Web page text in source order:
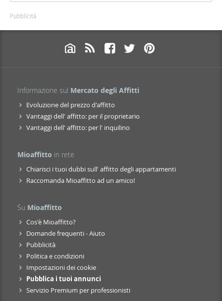
Pubblicità
Informazione sul Mercato degli Affitti
Evoluzione del prezzo d'affitto
Vantaggi dell' affitto: per il proprietario
Vantaggi dell' affitto: per l' inquilino
Mioaffitto in rete
Chiarisci i tuoi dubbi sull' affitto degli appartamenti
Raccomanda Mioaffitto ad un amico!
Su Mioaffitto
Cos'è Mioaffitto?
Domande frequenti - Aiuto
Pubblicità
Politica e condizioni
Impostazioni dei cookie
Pubblica i tuoi annunci
Servizio Premium per professionisti